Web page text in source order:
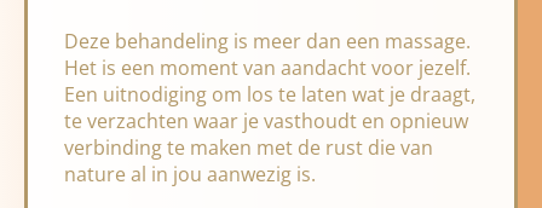
Deze behandeling is meer dan een massage.
Het is een moment van aandacht voor jezelf.
Een uitnodiging om los te laten wat je draagt,
te verzachten waar je vasthoudt en opnieuw
verbinding te maken met de rust die van
nature al in jou aanwezig is.